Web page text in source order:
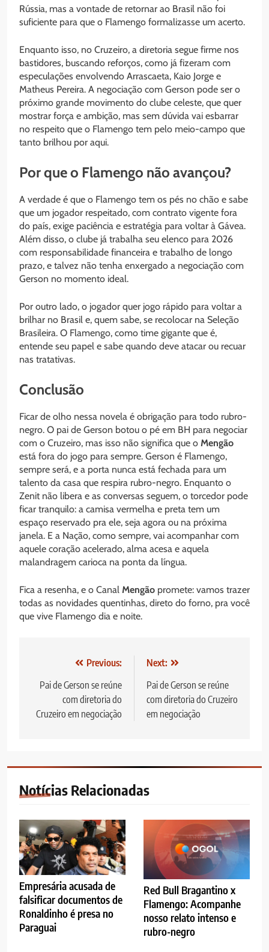
Rússia, mas a vontade de retornar ao Brasil não foi
suficiente para que o Flamengo formalizasse um acerto.
Enquanto isso, no Cruzeiro, a diretoria segue firme nos
bastidores, buscando reforços, como já fizeram com
especulações envolvendo Arrascaeta, Kaio Jorge e
Matheus Pereira. A negociação com Gerson pode ser o
próximo grande movimento do clube celeste, que quer
mostrar força e ambição, mas sem dúvida vai esbarrar
no respeito que o Flamengo tem pelo meio-campo que
tanto brilhou por aqui.
Por que o Flamengo não avançou?
A verdade é que o Flamengo tem os pés no chão e sabe
que um jogador respeitado, com contrato vigente fora
do país, exige paciência e estratégia para voltar à Gávea.
Além disso, o clube já trabalha seu elenco para 2026
com responsabilidade financeira e trabalho de longo
prazo, e talvez não tenha enxergado a negociação com
Gerson no momento ideal.
Por outro lado, o jogador quer jogo rápido para voltar a
brilhar no Brasil e, quem sabe, se recolocar na Seleção
Brasileira. O Flamengo, como time gigante que é,
entende seu papel e sabe quando deve atacar ou recuar
nas tratativas.
Conclusão
Ficar de olho nessa novela é obrigação para todo rubro-
negro. O pai de Gerson botou o pé em BH para negociar
com o Cruzeiro, mas isso não significa que o Mengão
está fora do jogo para sempre. Gerson é Flamengo,
sempre será, e a porta nunca está fechada para um
talento da casa que respira rubro-negro. Enquanto o
Zenit não libera e as conversas seguem, o torcedor pode
ficar tranquilo: a camisa vermelha e preta tem um
espaço reservado pra ele, seja agora ou na próxima
janela. E a Nação, como sempre, vai acompanhar com
aquele coração acelerado, alma acesa e aquela
malandragem carioca na ponta da língua.
Fica a resenha, e o Canal Mengão promete: vamos trazer
todas as novidades quentinhas, direto do forno, pra você
que vive Flamengo dia e noite.
Navegação
de
Post
Previous:
Pai de Gerson se reúne
com diretoria do
Cruzeiro em negociação
Next:
Pai de Gerson se reúne
com diretoria do Cruzeiro
em negociação
Notícias Relacionadas
Empresária acusada de
falsificar documentos de
Ronaldinho é presa no
Paraguai
Red Bull Bragantino x
Flamengo: Acompanhe
nosso relato intenso e
rubro-negro